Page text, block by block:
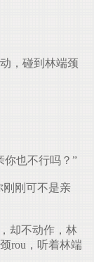
，碰到林端颈
也不行吗？”
刚可不是亲
却不动作，林
rou，听着林端